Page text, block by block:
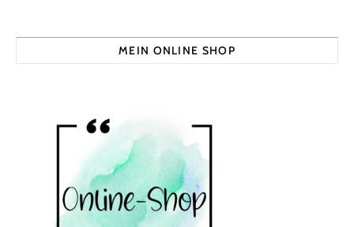
MEIN ONLINE SHOP